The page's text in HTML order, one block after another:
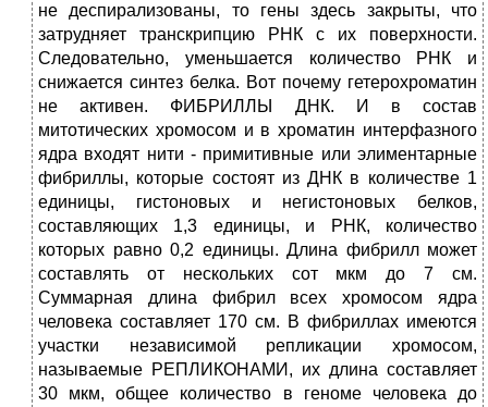
не деспирализованы, то гены здесь закрыты, что
затрудняет транскрипцию РНК с их поверхности.
Следовательно, уменьшается количество РНК и
снижается синтез белка. Вот почему гетерохроматин
не активен. ФИБРИЛЛЫ ДНК. И в состав
митотических хромосом и в хроматин интерфазного
ядра входят нити - примитивные или элиментарные
фибриллы, которые состоят из ДНК в количестве 1
единицы, гистоновых и негистоновых белков,
составляющих 1,3 единицы, и РНК, количество
которых равно 0,2 единицы. Длина фибрилл может
составлять от нескольких сот мкм до 7 см.
Суммарная длина фибрил всех хромосом ядра
человека составляет 170 см. В фибриллах имеются
участки независимой репликации хромосом,
называемые РЕПЛИКОНАМИ, их длина составляет
30 мкм, общее количество в геноме человека до